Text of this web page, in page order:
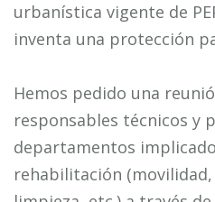
urbanística vigente de
inventa una protección
Hemos pedido una
responsables técnicos y
departamentos
rehabilitación